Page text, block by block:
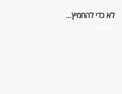
לא כדי להחמיץ…